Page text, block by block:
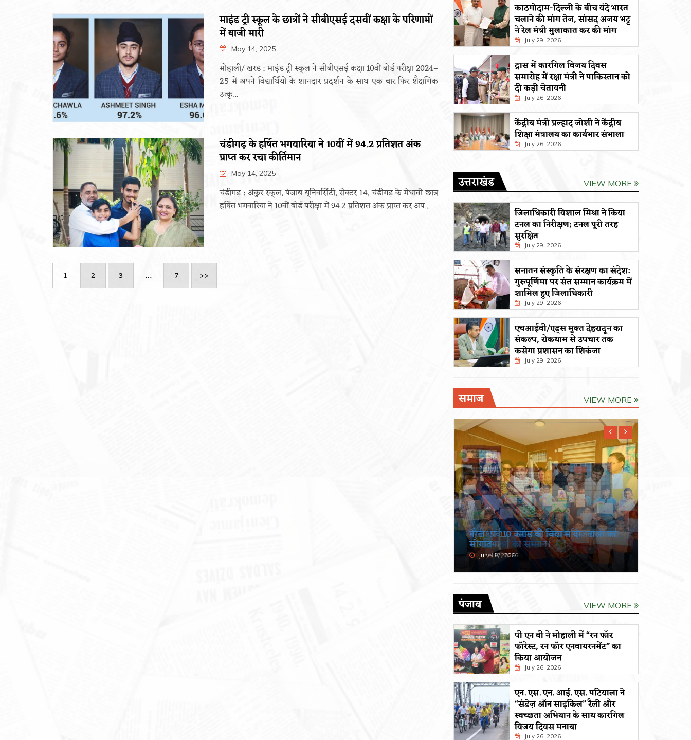
माइंड ट्री स्कूल के छात्रों ने सीबीएसई दसवीं कक्षा के परिणामों
में बाजी मारी
May 14, 2025
मोहाली/ खरड : माइंड ट्री स्कूल ने सीबीएसई कक्षा 10वीं बोर्ड परीक्षा 2024–
25 में अपने विद्यार्थियों के शानदार प्रदर्शन के साथ एक बार फिर शैक्षणिक
उत्कृ...
चंडीगढ़ के हर्षित भगवारिया ने 10वीं में 94.2 प्रतिशत अंक
प्राप्त कर रचा कीर्तिमान
May 14, 2025
चंडीगढ़ : अंकुर स्कूल, पंजाब यूनिवर्सिटी, सेक्टर 14, चंडीगढ़ के मेधावी छात्र
हर्षित भगवारिया ने 10वीं बोर्ड परीक्षा में 94.2 प्रतिशत अंक प्राप्त कर अप...
1 2 3 … 7 >>
काठगोदाम-दिल्ली के बीच वंदे भारत
चलाने की मांग तेज, सांसद अजय भट्ट
ने रेल मंत्री मुलाकात कर की मांग
July 29, 2026
द्रास में कारगिल विजय दिवस
समारोह में रक्षा मंत्री ने पाकिस्तान को
दी कड़ी चेतावनी
July 26, 2026
केंद्रीय मंत्री प्रल्हाद जोशी ने केंद्रीय
शिक्षा मंत्रालय का कार्यभार संभाला
July 26, 2026
उत्तराखंड VIEW MORE
जिलाधिकारी विशाल मिश्रा ने किया
टनल का निरीक्षण; टनल पूरी तरह
सुरक्षित
July 29, 2026
सनातन संस्कृति के संरक्षण का संदेश:
गुरुपूर्णिमा पर संत सम्मान कार्यक्रम में
शामिल हुए जिलाधिकारी
July 29, 2026
एचआईवी/एड्स मुक्त देहरादून का
संकल्प, रोकथाम से उपचार तक
कसेगा प्रशासन का शिकंजा
July 29, 2026
समाज VIEW MORE
हरेला पर्व पर सरस्वती विद्या मंदिर, ढालवाला
में प्रतिभाओं का सम्मान।
July 19, 2026
पंजाब VIEW MORE
पी एन बी ने मोहाली में “रन फॉर
फॉरेस्ट, रन फॉर एनवायरनमेंट” का
किया आयोजन
July 26, 2026
एन. एस. एन. आई. एस. पटियाला ने
“संडेज़ ऑन साइकिल” रैली और
स्वच्छता अभियान के साथ कारगिल
विजय दिवस मनाया
July 26, 2026